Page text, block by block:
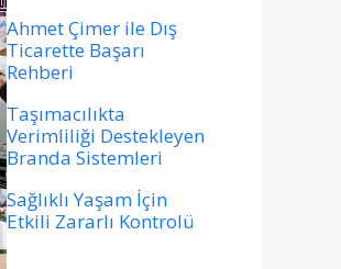
Ahmet Çimer ile Dış
Ticarette Başarı
Rehberi
Taşımacılıkta
Verimliliği Destekleyen
Branda Sistemleri
Sağlıklı Yaşam İçin
Etkili Zararlı Kontrolü